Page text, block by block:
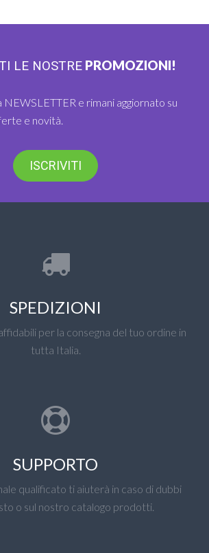
LE NOSTRE PROMOZIONI!
NEWSLETTER e rimani aggiornato su
e novità.
ISCRIVITI
SPEDIZIONI
per la consegna del tuo ordine in
tutta Italia.
SUPPORTO
qualificato ti aiuterà in caso di dubbi
o sul nostro catalogo prodotti.